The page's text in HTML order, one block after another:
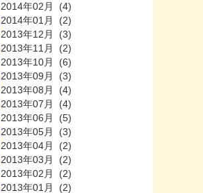
2014年02月 (4)
2014年01月 (2)
2013年12月 (3)
2013年11月 (2)
2013年10月 (6)
2013年09月 (3)
2013年08月 (4)
2013年07月 (4)
2013年06月 (5)
2013年05月 (3)
2013年04月 (2)
2013年03月 (2)
2013年02月 (2)
2013年01月 (2)